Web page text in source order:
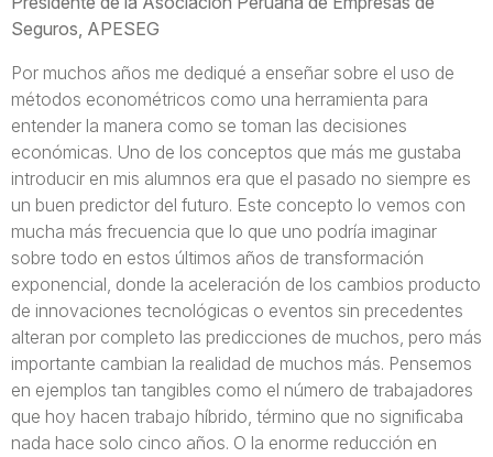
Seguros, APESEG
Por muchos años me dediqué a enseñar sobre el uso de
métodos econométricos como una herramienta para
entender la manera como se toman las decisiones
económicas. Uno de los conceptos que más me gustaba
introducir en mis alumnos era que el pasado no siempre es
un buen predictor del futuro. Este concepto lo vemos con
mucha más frecuencia que lo que uno podría imaginar
sobre todo en estos últimos años de transformación
exponencial, donde la aceleración de los cambios producto
de innovaciones tecnológicas o eventos sin precedentes
alteran por completo las predicciones de muchos, pero más
importante cambian la realidad de muchos más. Pensemos
en ejemplos tan tangibles como el número de trabajadores
que hoy hacen trabajo híbrido, término que no significaba
nada hace solo cinco años. O la enorme reducción en